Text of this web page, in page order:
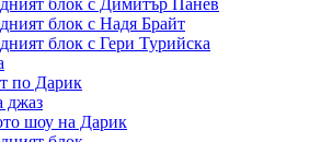
блок с Димитър Панев
блок с Надя Брайт
блок с Гери Турийска
по Дарик
джаз
шоу на Дарик